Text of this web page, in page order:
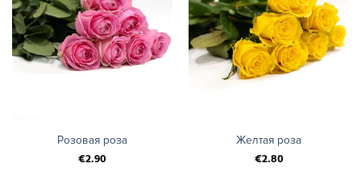
Розовая роза
€2.90
Желтая роза
€2.80